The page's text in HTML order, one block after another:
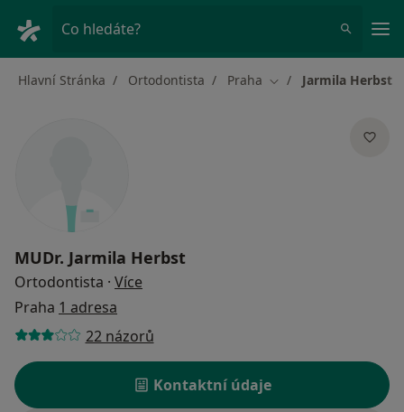
Co hledáte?
Hlavní Stránka Ortodontista Praha Změna města
Jarmila Herbst
MUDr. Jarmila Herbst
Ortodontista · Více
Praha 1 adresa
22 názorů
Kontaktní údaje